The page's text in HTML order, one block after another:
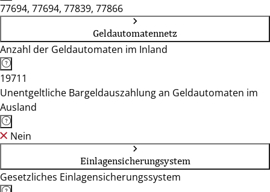
77694, 77694, 77839, 77866
Geldautomatennetz
Anzahl der Geldautomaten im Inland
19711
Unentgeltliche Bargeldauszahlung an Geldautomaten im
Ausland
Nein
Einlagensicherungsystem
Gesetzliches Einlagensicherungssystem